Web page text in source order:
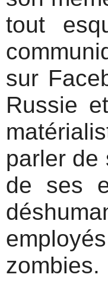
tout
sur
Russie
parler de
de ses
zombies.